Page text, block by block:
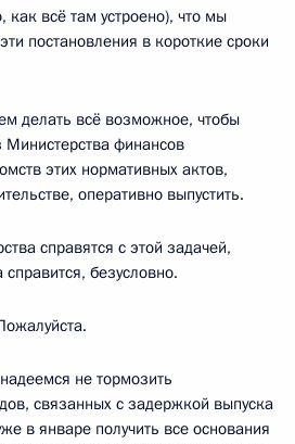
как всё там устроено), что мы
постановления в короткие сроки
делать всё возможное, чтобы
Министерства финансов
этих нормативных актов,
оперативно выпустить.
справятся с этой задачей,
безусловно.
не тормозить
связанных с задержкой выпуска
в январе получить все основания